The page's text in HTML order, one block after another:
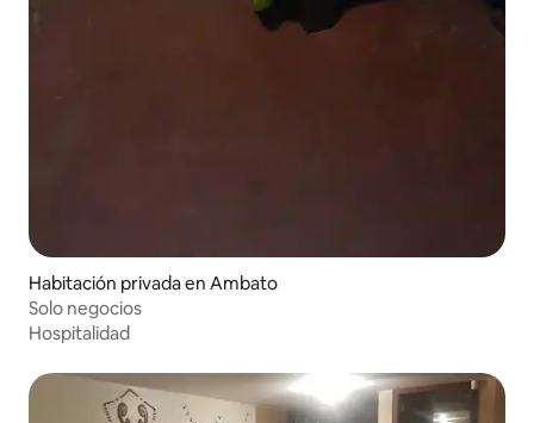
Habitación privada en Ambato
Solo negocios
Hospitalidad